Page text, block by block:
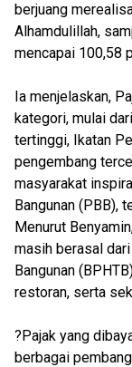
berjuang
Alhamdulillah,
mencapai 100,58
Ia menjelaskan,
kategori, mulai
tertinggi, Ikatan
pengembang
masyarakat
Bangunan (PBB),
Menurut
masih berasal
Bangunan
restoran, serta
?Pajak yang
berbagai